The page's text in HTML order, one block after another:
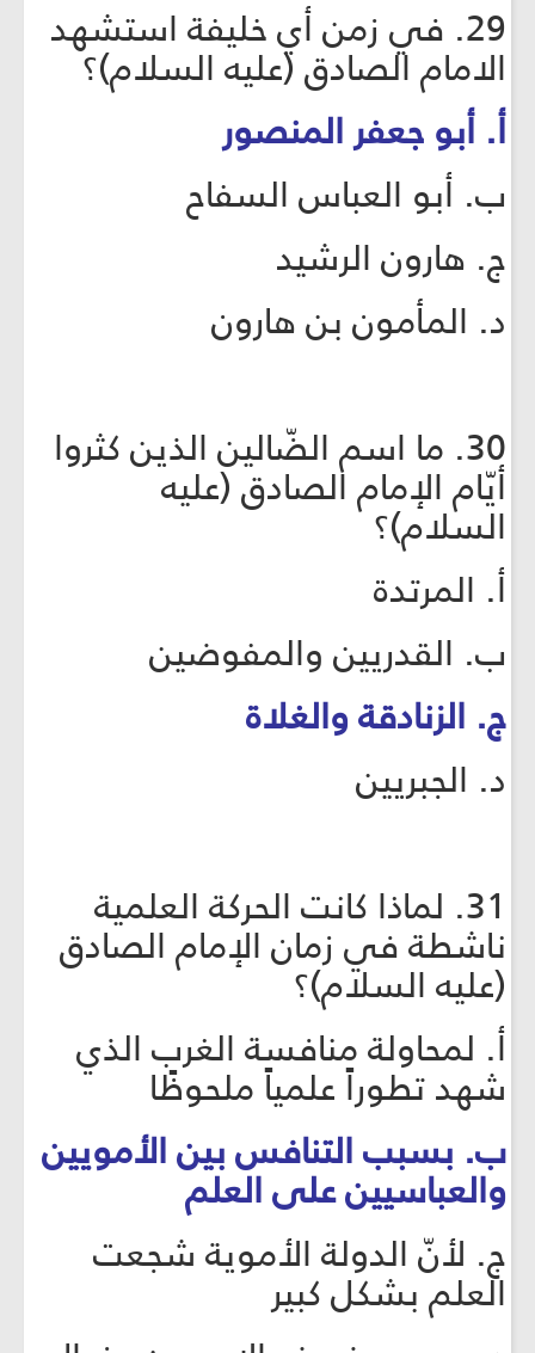
29. في زمن أي خليفة استشهد
الامام الصادق (عليه السلام)؟
أ. أبو جعفر المنصور
ب. أبو العباس السفاح
ج. هارون الرشيد
د. المأمون بن هارون
30. ما اسم الضّالين الذين كثروا
أيّام الإمام الصادق (عليه
السلام)؟
أ. المرتدة
ب. القدريين والمفوضين
ج. الزنادقة والغلاة
د. الجبريين
31. لماذا كانت الحركة العلمية
ناشطة في زمان الإمام الصادق
(عليه السلام)؟
أ. لمحاولة منافسة الغرب الذي
شهد تطوراً علمياً ملحوظًا
ب. بسبب التنافس بين الأمويين
والعباسيين على العلم
ج. لأنّ الدولة الأموية شجعت
العلم بشكل كبير